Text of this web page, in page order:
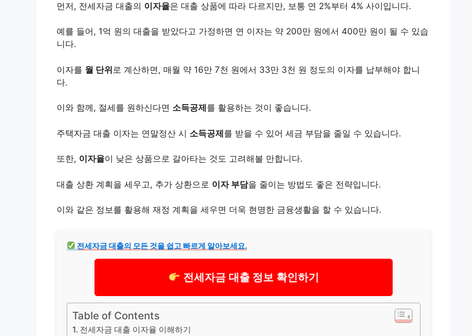
먼저, 전세자금 대출의 이자율은 대출 상품에 따라 다르지만, 보통 연 2%부터 4% 사이입니다.
예를 들어, 1억 원의 대출을 받았다고 가정하면 연 이자는 약 200만 원에서 400만 원이 될 수 있습
니다.
이자를 월 단위 로 계산하면, 매월 약 16만 7천 원에서 33만 3천 원 정도의 이자를 납부해야 합니
다.
이와 함께, 절세를 원하신다면 소득공제 를 활용하는 것이 좋습니다.
주택자금 대출 이자는 연말정산 시 소득공제를 받을 수 있어 세금 부담을 줄일 수 있습니다.
또한, 이자율이 낮은 상품으로 갈아타는 것도 고려해볼 만합니다.
대출 상환 계획을 세우고, 추가 상환으로 이자 부담을 줄이는 방법도 좋은 전략입니다.
이와 같은 정보를 활용해 재정 계획을 세우면 더욱 현명한 금융생활을 할 수 있습니다.
전세자금 대출의 모든 것을 쉽고 빠르게 알아보세요.
전세자금 대출 정보 확인하기
Table of Contents
전세자금 대출 이자율 이해하기